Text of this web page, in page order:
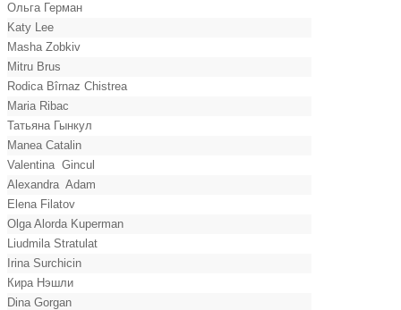
Ольга Герман
Katy Lee
Masha Zobkiv
Mitru Brus
Rodica Bîrnaz Chistrea
Maria Ribac
Татьяна Гынкул
Manea Catalin
Valentina Gincul
Alexandra Adam
Elena Filatov
Olga Alorda Kuperman
Liudmila Stratulat
Irina Surchicin
Кира Нэшли
Dina Gorgan